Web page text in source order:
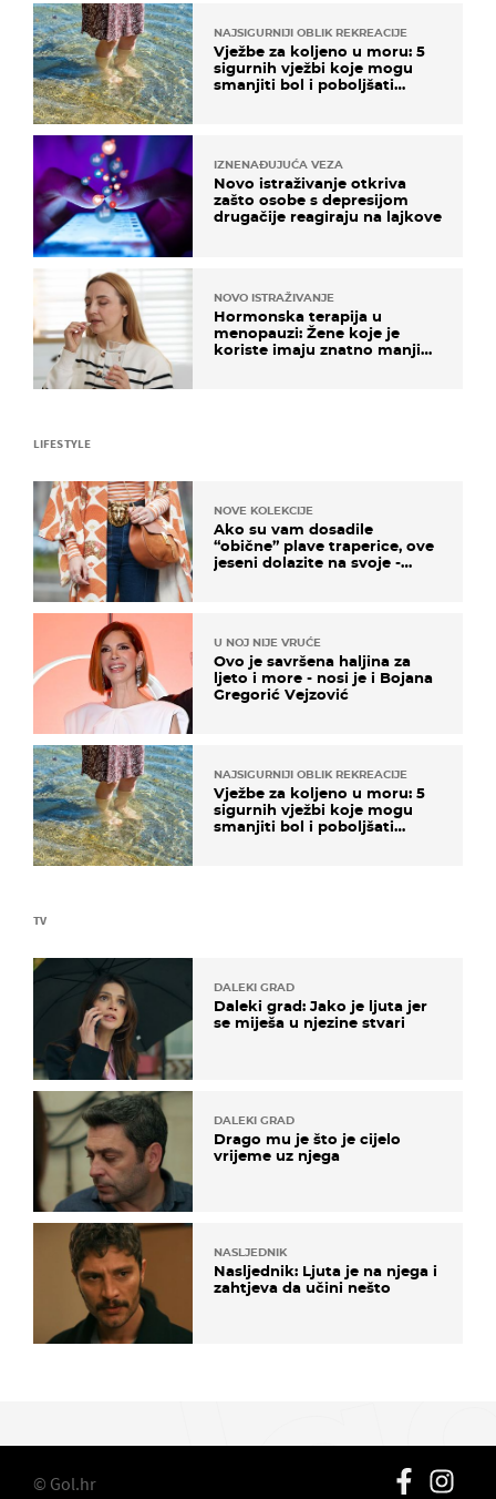
NAJSIGURNIJI OBLIK REKREACIJE
Vježbe za koljeno u moru: 5
sigurnih vježbi koje mogu
smanjiti bol i poboljšati
IZNENAĐUJUĆA VEZA
Novo istraživanje otkriva
zašto osobe s depresijom
drugačije reagiraju na lajkove
NOVO ISTRAŽIVANJE
Hormonska terapija u
menopauzi: Žene koje je
koriste imaju znatno manji
TV
DALEKI GRAD
Daleki grad: Jako je ljuta jer
se miješa u njezine stvari
DALEKI GRAD
Drago mu je što je cijelo
vrijeme uz njega
NASLJEDNIK
Nasljednik: Ljuta je na njega i
zahtjeva da učini nešto
LIFESTYLE
NOVE KOLEKCIJE
Ako su vam dosadile
“obične” plave traperice, ove
jeseni dolazite na svoje -
U NOJ NIJE VRUĆE
Ovo je savršena haljina za
ljeto i more - nosi je i Bojana
Gregorić Vejzović
NAJSIGURNIJI OBLIK REKREACIJE
Vježbe za koljeno u moru: 5
sigurnih vježbi koje mogu
smanjiti bol i poboljšati
© Gol.hr